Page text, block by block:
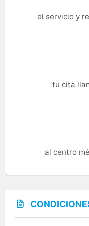
el servicio y
tu cita
al centro